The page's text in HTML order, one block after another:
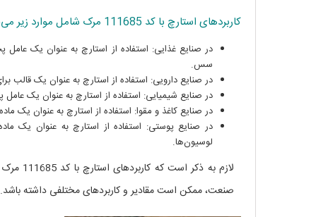
کاربردهای استارچ با کد 111685 مرک شامل موارد زیر می‌شود:
در صنایع غذایی: استفاده از استارچ به عنوان یک
سس.
در صنایع دارویی: استفاده از استارچ به عنوان یک
در صنایع شیمیایی: استفاده از استارچ به عنوان یک
در صنایع کاغذ و مقوا: استفاده از استارچ به عنوان یک
در صنایع پوستی: استفاده از استارچ به عنوان یک
لوسیون‌ها.
لازم
صنعت، ممکن است مقادیر و کاربردهای مختلفی داشته باشد.